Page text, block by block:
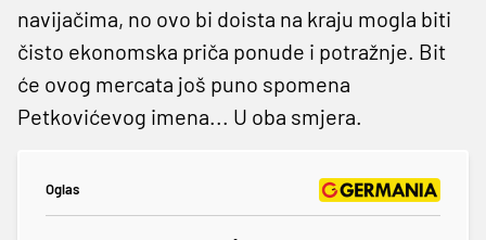
navijačima, no ovo bi doista na kraju mogla biti
čisto ekonomska priča ponude i potražnje. Bit
će ovog mercata još puno spomena
Petkovićevog imena... U oba smjera.
Oglas